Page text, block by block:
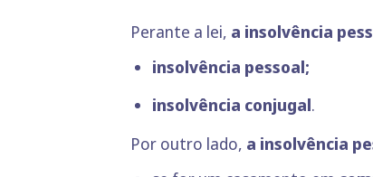
Perante a lei, a insolvência
insolvência pessoal;
insolvência conjugal.
Por outro lado, a insolvência